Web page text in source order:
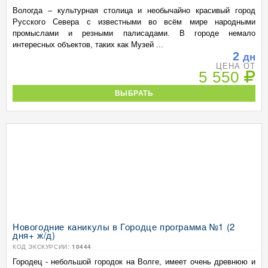
Вологда – культурная столица и необычайно красивый город
Русского Севера с известными во всём мире народными
промыслами и резными палисадами. В городе немало
интересных объектов, таких как Музей ...
2 дн
ЦЕНА ОТ
5 550
ВЫБРАТЬ
Новогодние каникулы в Городце программа №1 (2
дня+ ж/д)
КОД ЭКСКУРСИИ: 10444
Городец - небольшой городок на Волге, имеет очень древнюю и